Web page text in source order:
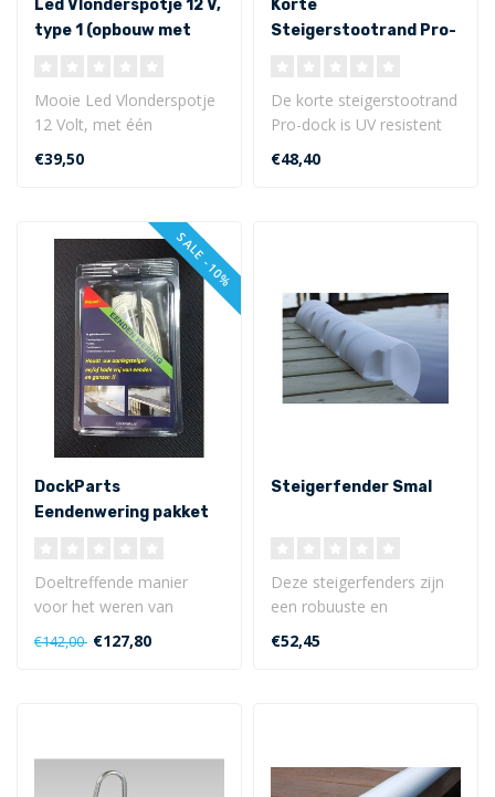
Led Vlonderspotje 12 V,
type 1 (opbouw met
Mooie Led Vlonderspotje
12 Volt, met één
verlichtingskant. Dit Led
vlonderspot..
€39,50
Korte
Steigerstootrand Pro-
De korte steigerstootrand
Pro-dock is UV resistent
en gemaakt van flexibele
PVC...
€48,40
SALE -10%
DockParts
Eendenwering pakket
Doeltreffende manier
voor het weren van
eenden en ganzen op uw
aanlegsteiger en ..
€142,00 €127,80
Steigerfender Smal
Deze steigerfenders zijn
een robuuste en
veelzijdige bescherming
voor gebruik op..
€52,45